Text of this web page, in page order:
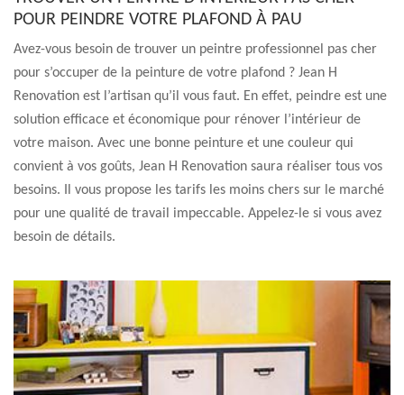
POUR PEINDRE VOTRE PLAFOND À PAU
Avez-vous besoin de trouver un peintre professionnel pas cher
pour s’occuper de la peinture de votre plafond ? Jean H
Renovation est l’artisan qu’il vous faut. En effet, peindre est une
solution efficace et économique pour rénover l’intérieur de
votre maison. Avec une bonne peinture et une couleur qui
convient à vos goûts, Jean H Renovation saura réaliser tous vos
besoins. Il vous propose les tarifs les moins chers sur le marché
pour une qualité de travail impeccable. Appelez-le si vous avez
besoin de détails.